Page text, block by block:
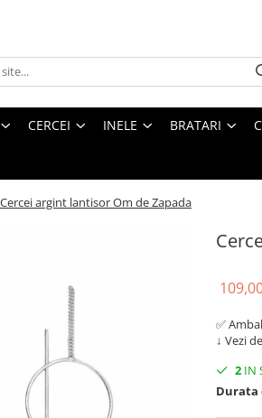
CERCEI INELE BRATARI
Cercei argint lantisor Om de Zapada
✅
↓ Vezi
2 IN
Durata